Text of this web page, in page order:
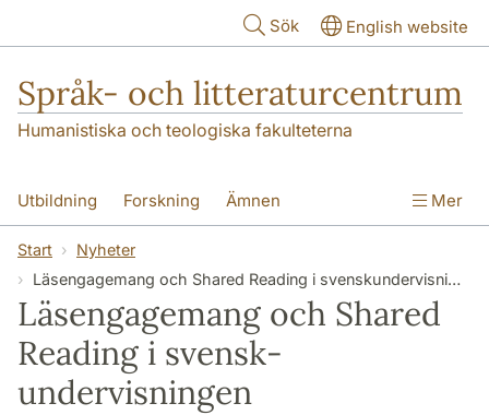
Sök English website
Språk- och litteraturcentrum
Humanistiska och teologiska fakulteterna
Utbildning Forskning Ämnen
SOL-husen Kontakt
översättning till svenska
Mer
Start
Nyheter
Läs­engagemang och Shared Reading i svensk­undervisningen
Läs­engagemang och Shared
Reading i svensk­
undervisningen